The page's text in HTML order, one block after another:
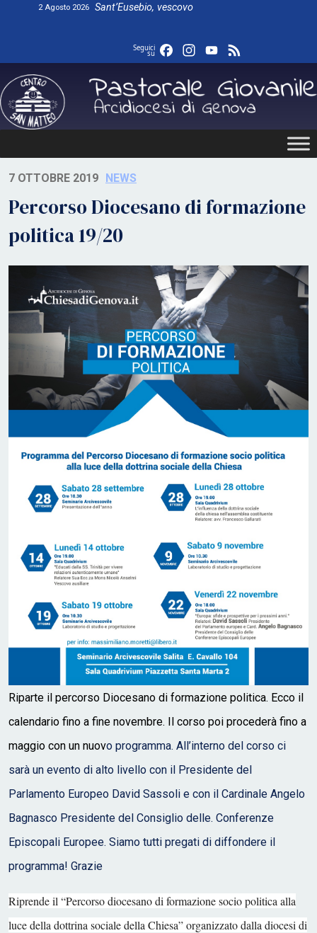
2 Agosto 2026 Sant’Eusebio, vescovo
Seguici
su FacebookInstagram
YouTube
7 OTTOBRE 2019 NEWS
Percorso Diocesano di formazione
politica 19/20
Riparte il percorso Diocesano di formazione politica. Ecco il
calendario fino a fine novembre. Il corso poi procederà fino a
maggio con un nuovo programma. All’interno del corso ci
sarà un evento di alto livello con il Presidente del
Parlamento Europeo David Sassoli e con il Cardinale Angelo
Bagnasco Presidente del Consiglio delle. Conferenze
Episcopali Europee. Siamo tutti pregati di diffondere il
programma! Grazie
Riprende il “Percorso diocesano di formazione socio politica alla
luce della dottrina sociale della Chiesa” organizzato dalla diocesi di